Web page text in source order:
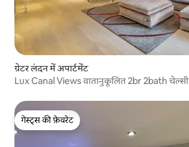
ग्रेटर लंदन में अपार्टमेंट
Lux Canal Views वातानुकूलित 2br 2bath चेल्सी
गेस्ट्स की फ़ेवरेट
गेस्ट्स की फ़ेवरेट